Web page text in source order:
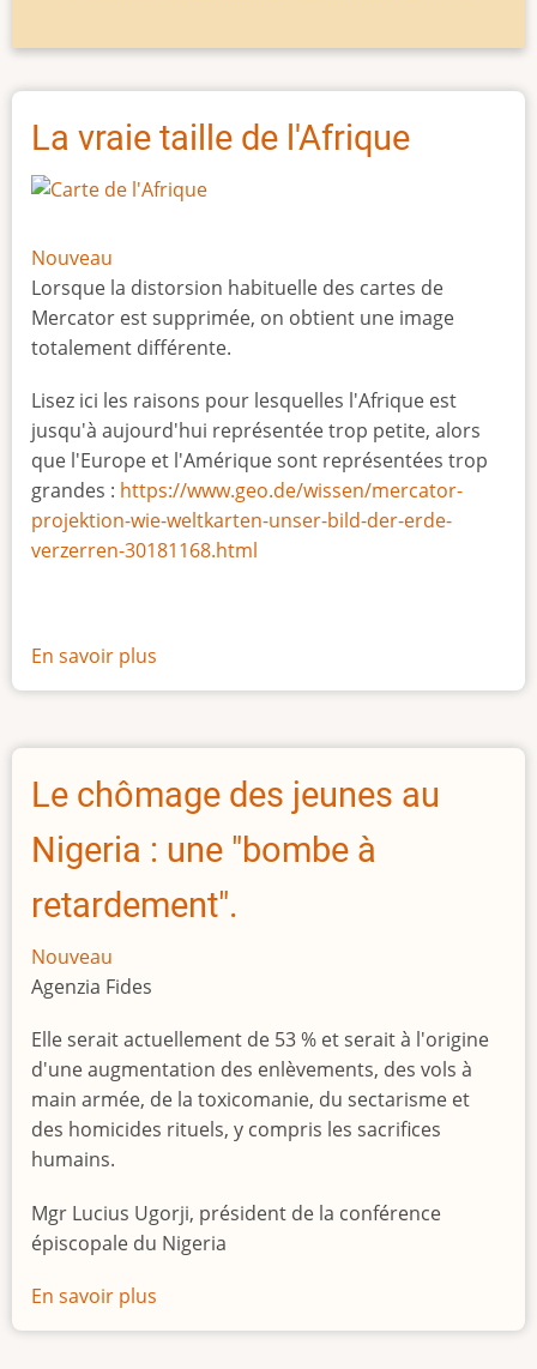
La vraie taille de l'Afrique
Nouveau
Lorsque la distorsion habituelle des cartes de
Mercator est supprimée, on obtient une image
totalement différente.
Lisez ici les raisons pour lesquelles l'Afrique est
jusqu'à aujourd'hui représentée trop petite, alors
que l'Europe et l'Amérique sont représentées trop
grandes : https://www.geo.de/wissen/mercator-
projektion-wie-weltkarten-unser-bild-der-erde-
verzerren-30181168.html
En savoir plus
La
taille
l'Afrique
Le chômage des jeunes au
Nigeria : une "bombe à
retardement".
Nouveau
Agenzia Fides
Elle serait actuellement de 53 % et serait à l'origine
d'une augmentation des enlèvements, des vols à
main armée, de la toxicomanie, du sectarisme et
des homicides rituels, y compris les sacrifices
humains.
Mgr Lucius Ugorji, président de la conférence
épiscopale du Nigeria
En savoir plus
Le